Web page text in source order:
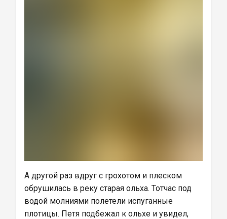
А другой раз вдруг с грохотом и плеском
обрушилась в реку старая ольха. Тотчас под
водой молниями полетели испуганные
плотицы. Петя подбежал к ольхе и увидел,